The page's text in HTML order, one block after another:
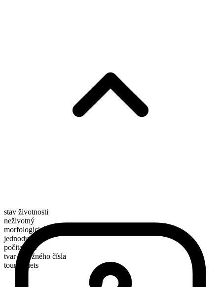
stav životnosti
neživotný
morfologické složení
jednoduché
počitatelné
tvar množného čísla
tourniquets